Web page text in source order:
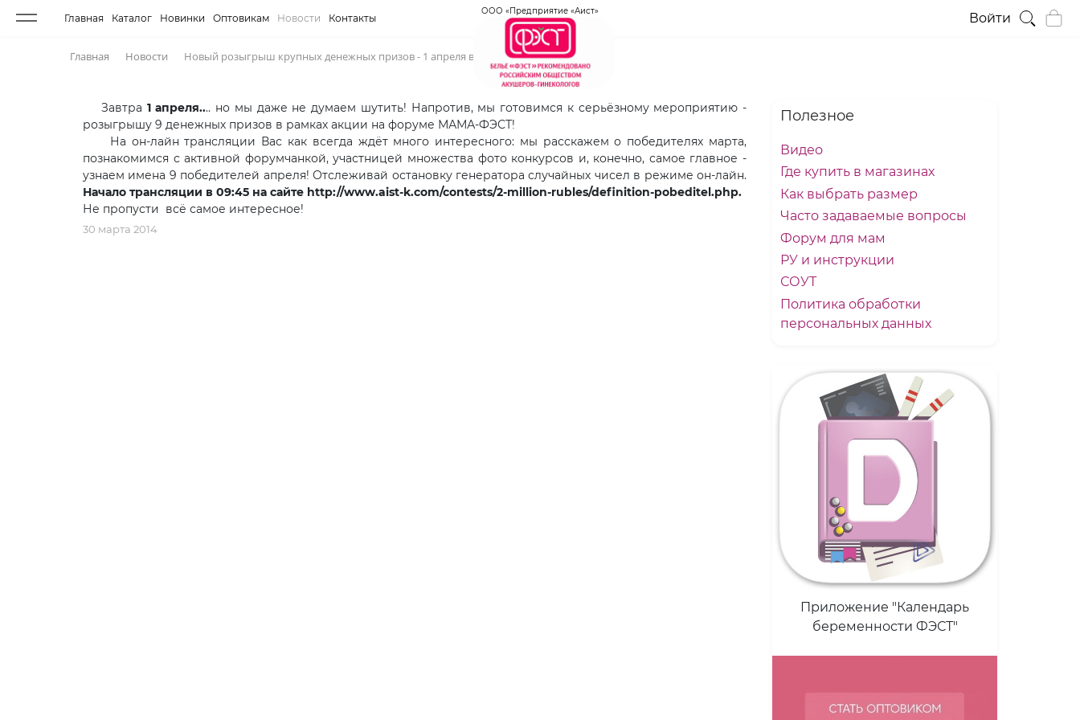
Главная Каталог Новинки Оптовикам Новости Контакты
ООО «Предприятие «Аист» Войти
Главная Новости Новый розыгрыш крупных денежных призов - 1 апреля в 09:45!
Завтра 1 апреля.... но мы даже не думаем шутить! Напротив, мы готовимся к серьёзному мероприятию -
розыгрышу 9 денежных призов в рамках акции на форуме МАМА-ФЭСТ!
На он-лайн трансляции Вас как всегда ждёт много интересного: мы расскажем о победителях марта,
познакомимся с активной форумчанкой, участницей множества фото конкурсов и, конечно, самое главное -
узнаем имена 9 победителей апреля! Отслеживай остановку генератора случайных чисел в режиме он-лайн.
Начало трансляции в 09:45 на сайте http://www.aist-k.com/contests/2-million-rubles/definition-pobeditel.php.
Не пропусти всё самое интересное!
30 марта 2014
Полезное
Видео
Где купить в магазинах
Как выбрать размер
Часто задаваемые вопросы
Форум для мам
РУ и инструкции
СОУТ
Политика обработки
персональных данных
Приложение "Календарь
беременности ФЭСТ"